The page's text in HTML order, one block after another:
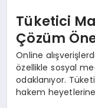
Tüketici
Çözüm
Online
özellikle sosyal
odaklanıyor.
hakem